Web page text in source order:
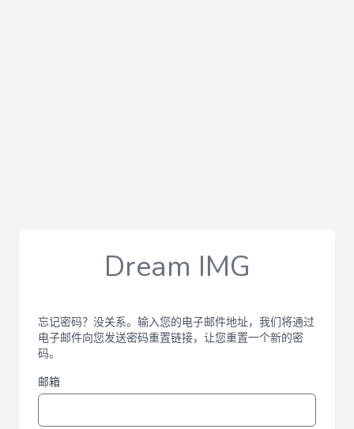
Dream IMG
忘记密码？没关系。输入您的电子邮件地址，我们将通过
电子邮件向您发送密码重置链接，让您重置一个新的密
码。
邮箱